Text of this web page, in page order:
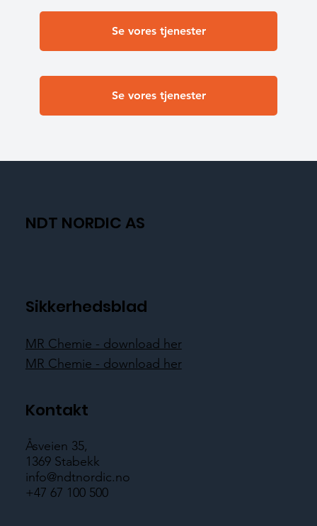
Se vores tjenester
Se vores tjenester
NDT NORDIC AS
Sikkerhedsblad
MR Chemie - download her
MR Chemie - download her
Kontakt
Åsveien 35,
1369 Stabekk
info@ndtnordic.no
+47 67 100 500